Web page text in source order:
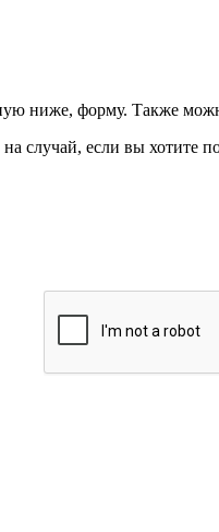
ниже, форму. Также
случай, если вы хотите